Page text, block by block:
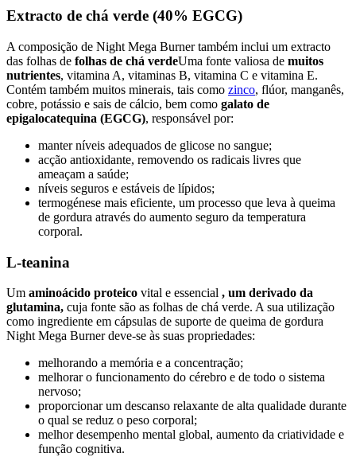
Extracto de chá verde (40% EGCG)
A composição de Night Mega Burner também inclui um extracto
das folhas de folhas de chá verdeUma fonte valiosa de muitos
nutrientes, vitamina A, vitaminas B, vitamina C e vitamina E.
Contém também muitos minerais, tais como zinco, flúor, manganês,
cobre, potássio e sais de cálcio, bem como galato de
epigalocatequina (EGCG), responsável por:
manter níveis adequados de glicose no sangue;
acção antioxidante, removendo os radicais livres que
ameaçam a saúde;
níveis seguros e estáveis de lípidos;
termogénese mais eficiente, um processo que leva à queima
de gordura através do aumento seguro da temperatura
corporal.
L-teanina
Um aminoácido proteico vital e essencial , um derivado da
glutamina, cuja fonte são as folhas de chá verde. A sua utilização
como ingrediente em cápsulas de suporte de queima de gordura
Night Mega Burner deve-se às suas propriedades:
melhorando a memória e a concentração;
melhorar o funcionamento do cérebro e de todo o sistema
nervoso;
proporcionar um descanso relaxante de alta qualidade durante
o qual se reduz o peso corporal;
melhor desempenho mental global, aumento da criatividade e
função cognitiva.